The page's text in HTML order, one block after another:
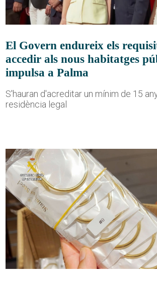
El Govern endureix els
accedir als nous habitatges
impulsa a Palma
S'hauran d'acreditar un mínim de 15
residència legal